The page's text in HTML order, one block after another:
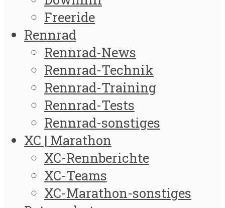
Freeride
Rennrad
Rennrad-News
Rennrad-Technik
Rennrad-Training
Rennrad-Tests
Rennrad-sonstiges
XC | Marathon
XC-Rennberichte
XC-Teams
XC-Marathon-sonstiges